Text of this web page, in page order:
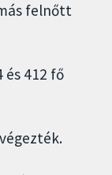
felnőtt
és 412 fő